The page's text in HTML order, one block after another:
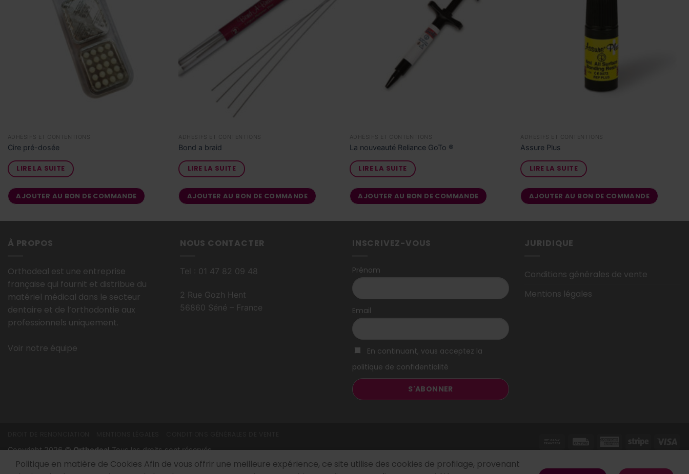
Cire pré-dosée
LIRE LA SUITE
AJOUTER AU BON DE COMMANDE
Bond a braid
LIRE LA SUITE
AJOUTER AU BON DE COMMANDE
La nouveauté Reliance GoTo ®
LIRE LA SUITE
AJOUTER AU BON DE COMMANDE
Assure Plus
LIRE LA SUITE
AJOUTER AU BON DE COMMANDE
À PROPOS
Orthodeal est une entreprise
française qui fournit et distribue du
matériel médical dans le secteur
dentaire et de l’orthodontie aux
professionnels uniquement.
Voir notre équipe
NOUS CONTACTER
Tel : 01 47 82 09 48
2 Rue Gozh Hent
56860 Séné – France
INSCRIVEZ-VOUS
Prénom
Email
En continuant, vous acceptez la
politique de confidentialité
JURIDIQUE
Conditions générales de vente
Mentions légales
Copyright 2026 ©OrthodealTous les droits sont réservés.
Politique en matière de Cookies Afin de vous offrir une meilleure expérience, ce site utilise des cookies de profilage, provenant